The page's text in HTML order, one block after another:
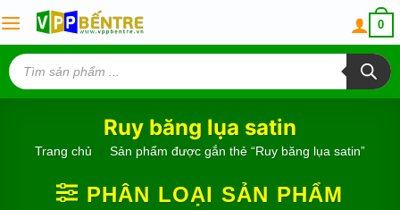
to
content
0
Tìm
kiếm
sản
phẩm
Ruy băng lụa satin
Trang chủ Sản phẩm được gắn thẻ “Ruy băng lụa satin”
PHÂN LOẠI SẢN PHẨM